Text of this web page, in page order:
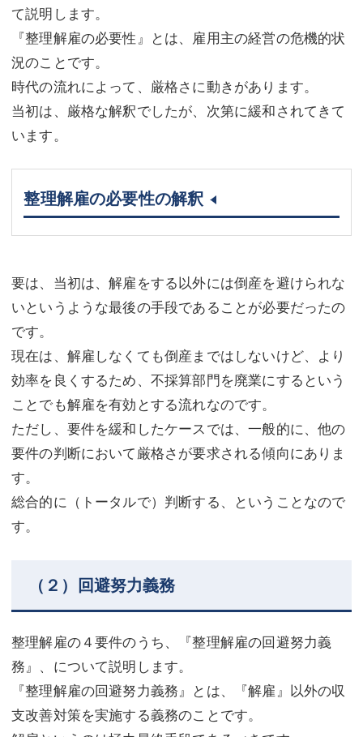
て説明します。
『整理解雇の必要性』とは、雇用主の経営の危機的状
況のことです。
時代の流れによって、厳格さに動きがあります。
当初は、厳格な解釈でしたが、次第に緩和されてきて
います。
整理解雇の必要性の解釈
要は、当初は、解雇をする以外には倒産を避けられな
いというような最後の手段であることが必要だったの
です。
現在は、解雇しなくても倒産まではしないけど、より
効率を良くするため、不採算部門を廃業にするという
ことでも解雇を有効とする流れなのです。
ただし、要件を緩和したケースでは、一般的に、他の
要件の判断において厳格さが要求される傾向にありま
す。
総合的に（トータルで）判断する、ということなので
す。
（２）回避努力義務
整理解雇の４要件のうち、『整理解雇の回避努力義
務』、について説明します。
『整理解雇の回避努力義務』とは、『解雇』以外の収
支改善対策を実施する義務のことです。